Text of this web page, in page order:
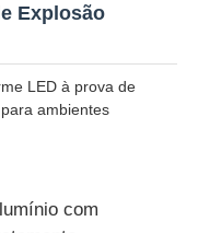
Explosão
LED à prova de
ambientes
com